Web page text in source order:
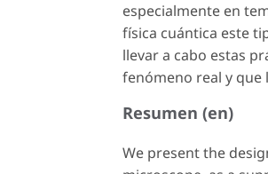
especialmente en
física cuántica este
llevar a cabo estas
fenómeno real y que
Resumen (en)
We present the